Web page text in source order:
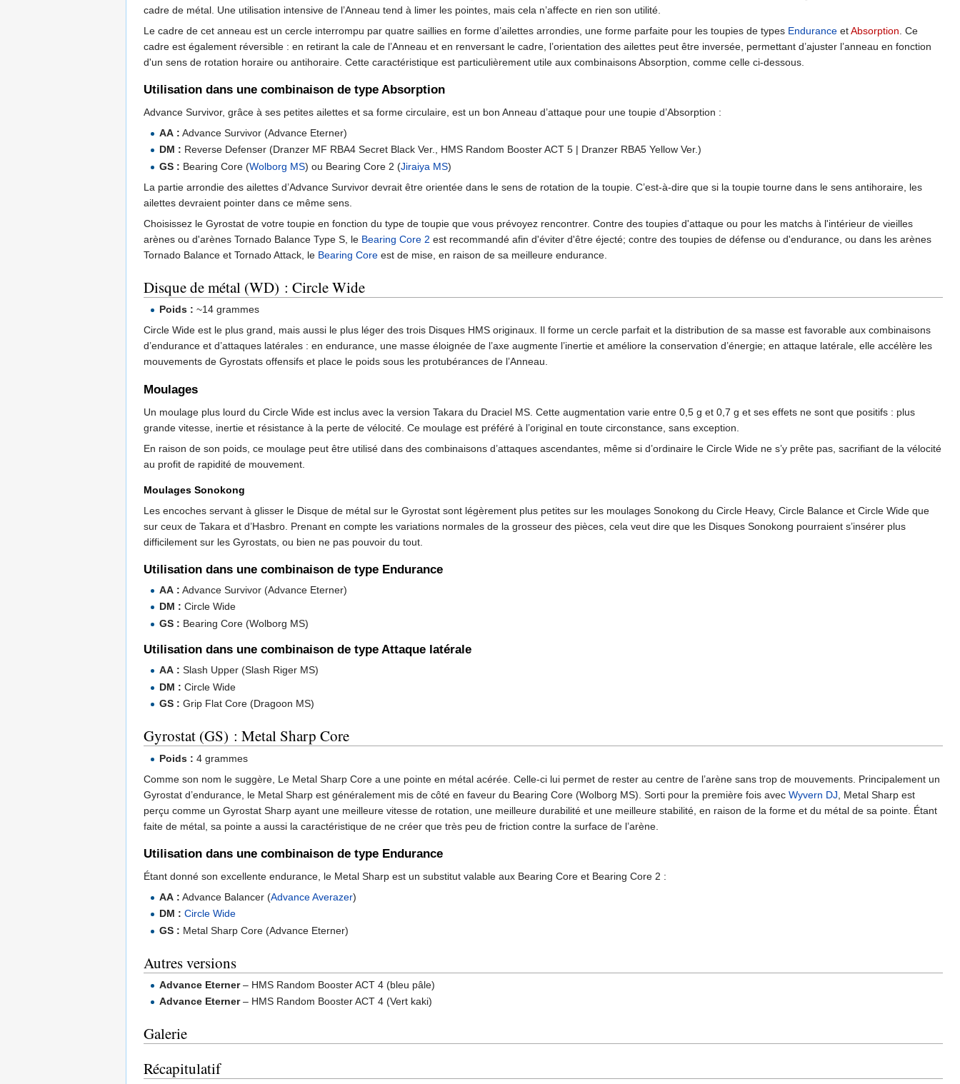
cadre de métal. Une utilisation intensive de l’Anneau tend à limer les pointes, mais cela n’affecte en rien son utilité.
Le cadre de cet anneau est un cercle interrompu par quatre saillies en forme d’ailettes arrondies, une forme parfaite pour les toupies de types Endurance etAbsorption . Ce
cadre est également réversible : en retirant la cale de l’Anneau et en renversant le cadre, l’orientation des ailettes peut être inversée, permettant d’ajuster l’anneau en fonction
d'un sens de rotation horaire ou antihoraire. Cette caractéristique est particulièrement utile aux combinaisons Absorption, comme celle ci-dessous.
Utilisation dans une combinaison de type Absorption
Advance Survivor, grâce à ses petites ailettes et sa forme circulaire, est un bon Anneau d’attaque pour une toupie d’Absorption :
AA : Advance Survivor (Advance Eterner)
DM : Reverse Defenser (Dranzer MF RBA4 Secret Black Ver., HMS Random Booster ACT 5 | Dranzer RBA5 Yellow Ver.)
GS : Bearing Core (Wolborg MS) ou Bearing Core 2 (Jiraiya MS)
La partie arrondie des ailettes d’Advance Survivor devrait être orientée dans le sens de rotation de la toupie. C’est-à-dire que si la toupie tourne dans le sens antihoraire, les
ailettes devraient pointer dans ce même sens.
Choisissez le Gyrostat de votre toupie en fonction du type de toupie que vous prévoyez rencontrer. Contre des toupies d'attaque ou pour les matchs à l'intérieur de vieilles
arènes ou d'arènes Tornado Balance Type S, le Bearing Core 2 est recommandé afin d'éviter d'être éjecté; contre des toupies de défense ou d'endurance, ou dans les arènes
Tornado Balance et Tornado Attack, le Bearing Core est de mise, en raison de sa meilleure endurance.
Disque de métal (WD) : Circle Wide
Poids : ~14 grammes
Circle Wide est le plus grand, mais aussi le plus léger des trois Disques HMS originaux. Il forme un cercle parfait et la distribution de sa masse est favorable aux combinaisons
d’endurance et d’attaques latérales : en endurance, une masse éloignée de l’axe augmente l’inertie et améliore la conservation d’énergie; en attaque latérale, elle accélère les
mouvements de Gyrostats offensifs et place le poids sous les protubérances de l’Anneau.
Moulages
Un moulage plus lourd du Circle Wide est inclus avec la version Takara du Draciel MS. Cette augmentation varie entre 0,5 g et 0,7 g et ses effets ne sont que positifs : plus
grande vitesse, inertie et résistance à la perte de vélocité. Ce moulage est préféré à l’original en toute circonstance, sans exception.
En raison de son poids, ce moulage peut être utilisé dans des combinaisons d’attaques ascendantes, même si d’ordinaire le Circle Wide ne s’y prête pas, sacrifiant de la vélocité
au profit de rapidité de mouvement.
Moulages Sonokong
Les encoches servant à glisser le Disque de métal sur le Gyrostat sont légèrement plus petites sur les moulages Sonokong du Circle Heavy, Circle Balance et Circle Wide que
sur ceux de Takara et d’Hasbro. Prenant en compte les variations normales de la grosseur des pièces, cela veut dire que les Disques Sonokong pourraient s’insérer plus
difficilement sur les Gyrostats, ou bien ne pas pouvoir du tout.
Utilisation dans une combinaison de type Endurance
AA : Advance Survivor (Advance Eterner)
DM : Circle Wide
GS : Bearing Core (Wolborg MS)
Utilisation dans une combinaison de type Attaque latérale
AA : Slash Upper (Slash Riger MS)
DM : Circle Wide
GS : Grip Flat Core (Dragoon MS)
Gyrostat (GS) : Metal Sharp Core
Poids : 4 grammes
Comme son nom le suggère, Le Metal Sharp Core a une pointe en métal acérée. Celle-ci lui permet de rester au centre de l’arène sans trop de mouvements. Principalement un
Gyrostat d’endurance, le Metal Sharp est généralement mis de côté en faveur du Bearing Core (Wolborg MS). Sorti pour la première fois avec Wyvern DJ , Metal Sharp est
perçu comme un Gyrostat Sharp ayant une meilleure vitesse de rotation, une meilleure durabilité et une meilleure stabilité, en raison de la forme et du métal de sa pointe. Étant
faite de métal, sa pointe a aussi la caractéristique de ne créer que très peu de friction contre la surface de l’arène.
Utilisation dans une combinaison de type Endurance
Étant donné son excellente endurance, le Metal Sharp est un substitut valable aux Bearing Core et Bearing Core 2 :
AA : Advance Balancer (Advance Averazer)
DM : Circle Wide
GS : Metal Sharp Core (Advance Eterner)
Autres versions
Advance Eterner– HMS Random Booster ACT 4 (bleu pâle)
Advance Eterner– HMS Random Booster ACT 4 (Vert kaki)
Galerie
Récapitulatif